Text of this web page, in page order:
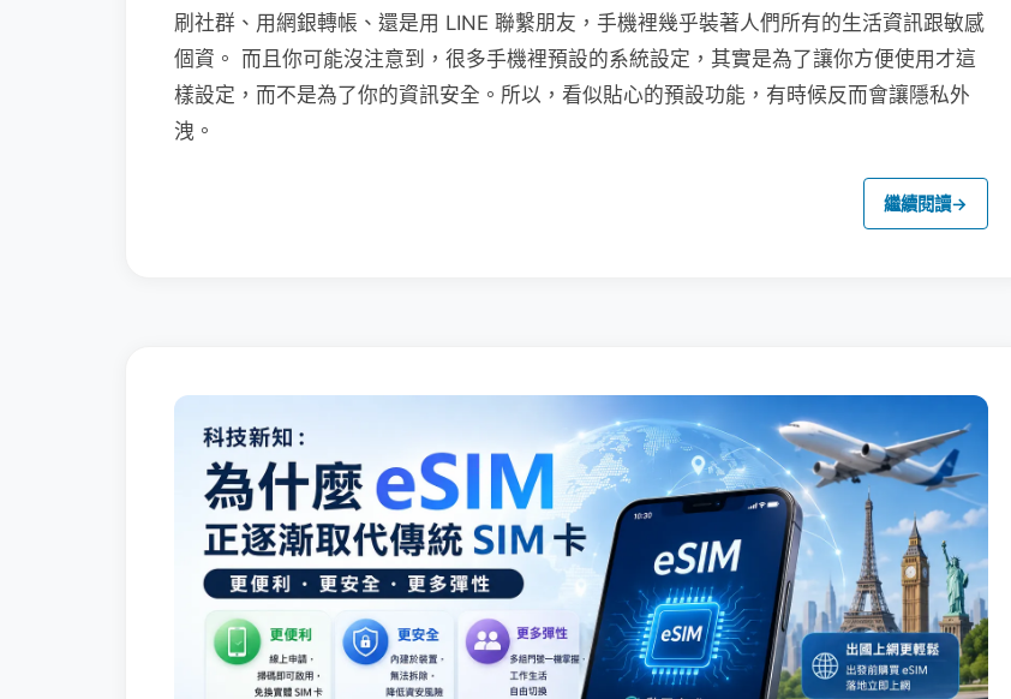
刷社群、用網銀轉帳、還是用 LINE 聯繫朋友，手機裡幾乎裝著人們所有的生活資訊跟敏感
個資。 而且你可能沒注意到，很多手機裡預設的系統設定，其實是為了讓你方便使用才這
樣設定，而不是為了你的資訊安全。所以，看似貼心的預設功能，有時候反而會讓隱私外
洩。
繼續閱讀→